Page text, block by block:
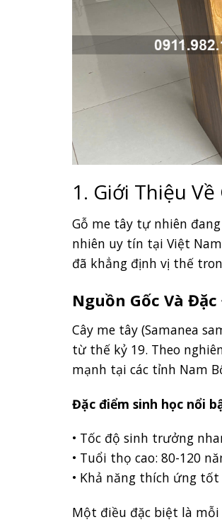
1. Giới Thiệu
Gỗ me tây tự nhiên
nhiên uy tín tại Việt
đã khẳng định vị thế
Nguồn Gốc Và
Cây me tây (Samanea
từ thế kỷ 19. Theo
mạnh tại các tỉnh Nam
Đặc điểm sinh học nổi
• Tốc độ sinh trưởng
• Tuổi thọ cao: 80-120
• Khả năng thích ứng
Một điều đặc biệt là